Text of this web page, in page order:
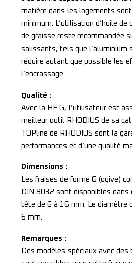
matière dans les logements
minimum. L’utilisation d’huile de
de graisse reste recommandée
salissants, tels que l’aluminium
réduire autant que possible les
l’encrassage.
Qualité :
Avec la HF G, l’utilisateur est
meilleur outil RHODIUS de sa
TOPline de RHODIUS sont la
performances et d’une qualité
Dimensions :
Les fraises de forme G (ogive)
DIN 8032 sont disponibles dans
tête de 6 à 16 mm. Le diamètre
6 mm.
Remarques :
Des modèles spéciaux avec